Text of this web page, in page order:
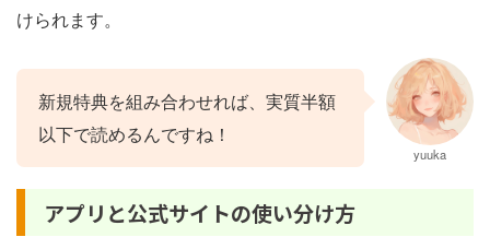
けられます。
新規特典を組み合わせれば、実質半額
以下で読めるんですね！
yuuka
アプリと公式サイトの使い分け方